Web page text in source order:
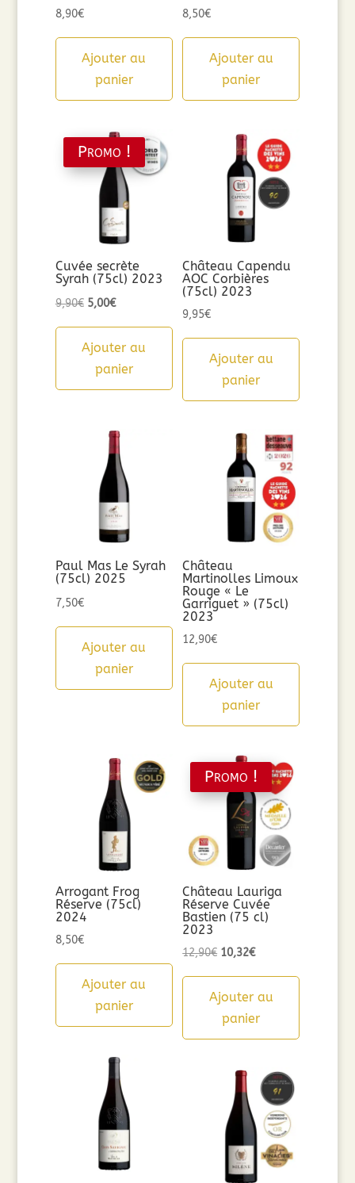
8,90€
Ajouter au
panier
8,50€
Ajouter au
panier
Promo !
Cuvée secrète
Syrah (75cl) 2023
9,90€ Le
initial
était :
5,00€Le
actuel
est :
Ajouter au
panier
Château Capendu
AOC Corbières
(75cl) 2023
9,95€
Ajouter au
panier
Paul Mas Le Syrah
(75cl) 2025
7,50€
Ajouter au
panier
Château
Martinolles Limoux
Rouge « Le
Garriguet » (75cl)
2023
12,90€
Ajouter au
panier
Arrogant Frog
Réserve (75cl)
2024
8,50€
Ajouter au
panier
Promo !
Château Lauriga
Réserve Cuvée
Bastien (75 cl)
2023
12,90€ Le
initial
était :
10,32€Le
actuel
est :
Ajouter au
panier